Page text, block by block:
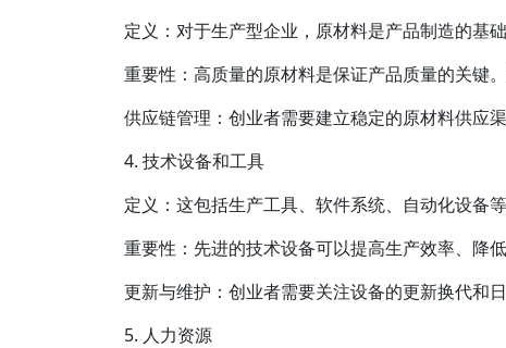
定义：对于生产型企业，原材料是产品制造的基
重要性：高质量的原材料是保证产品质量的关键
供应链管理：创业者需要建立稳定的原材料供应
4. 技术设备和工具
定义：这包括生产工具、软件系统、自动化设备等
重要性：先进的技术设备可以提高生产效率、降
更新与维护：创业者需要关注设备的更新换代和
5. 人力资源